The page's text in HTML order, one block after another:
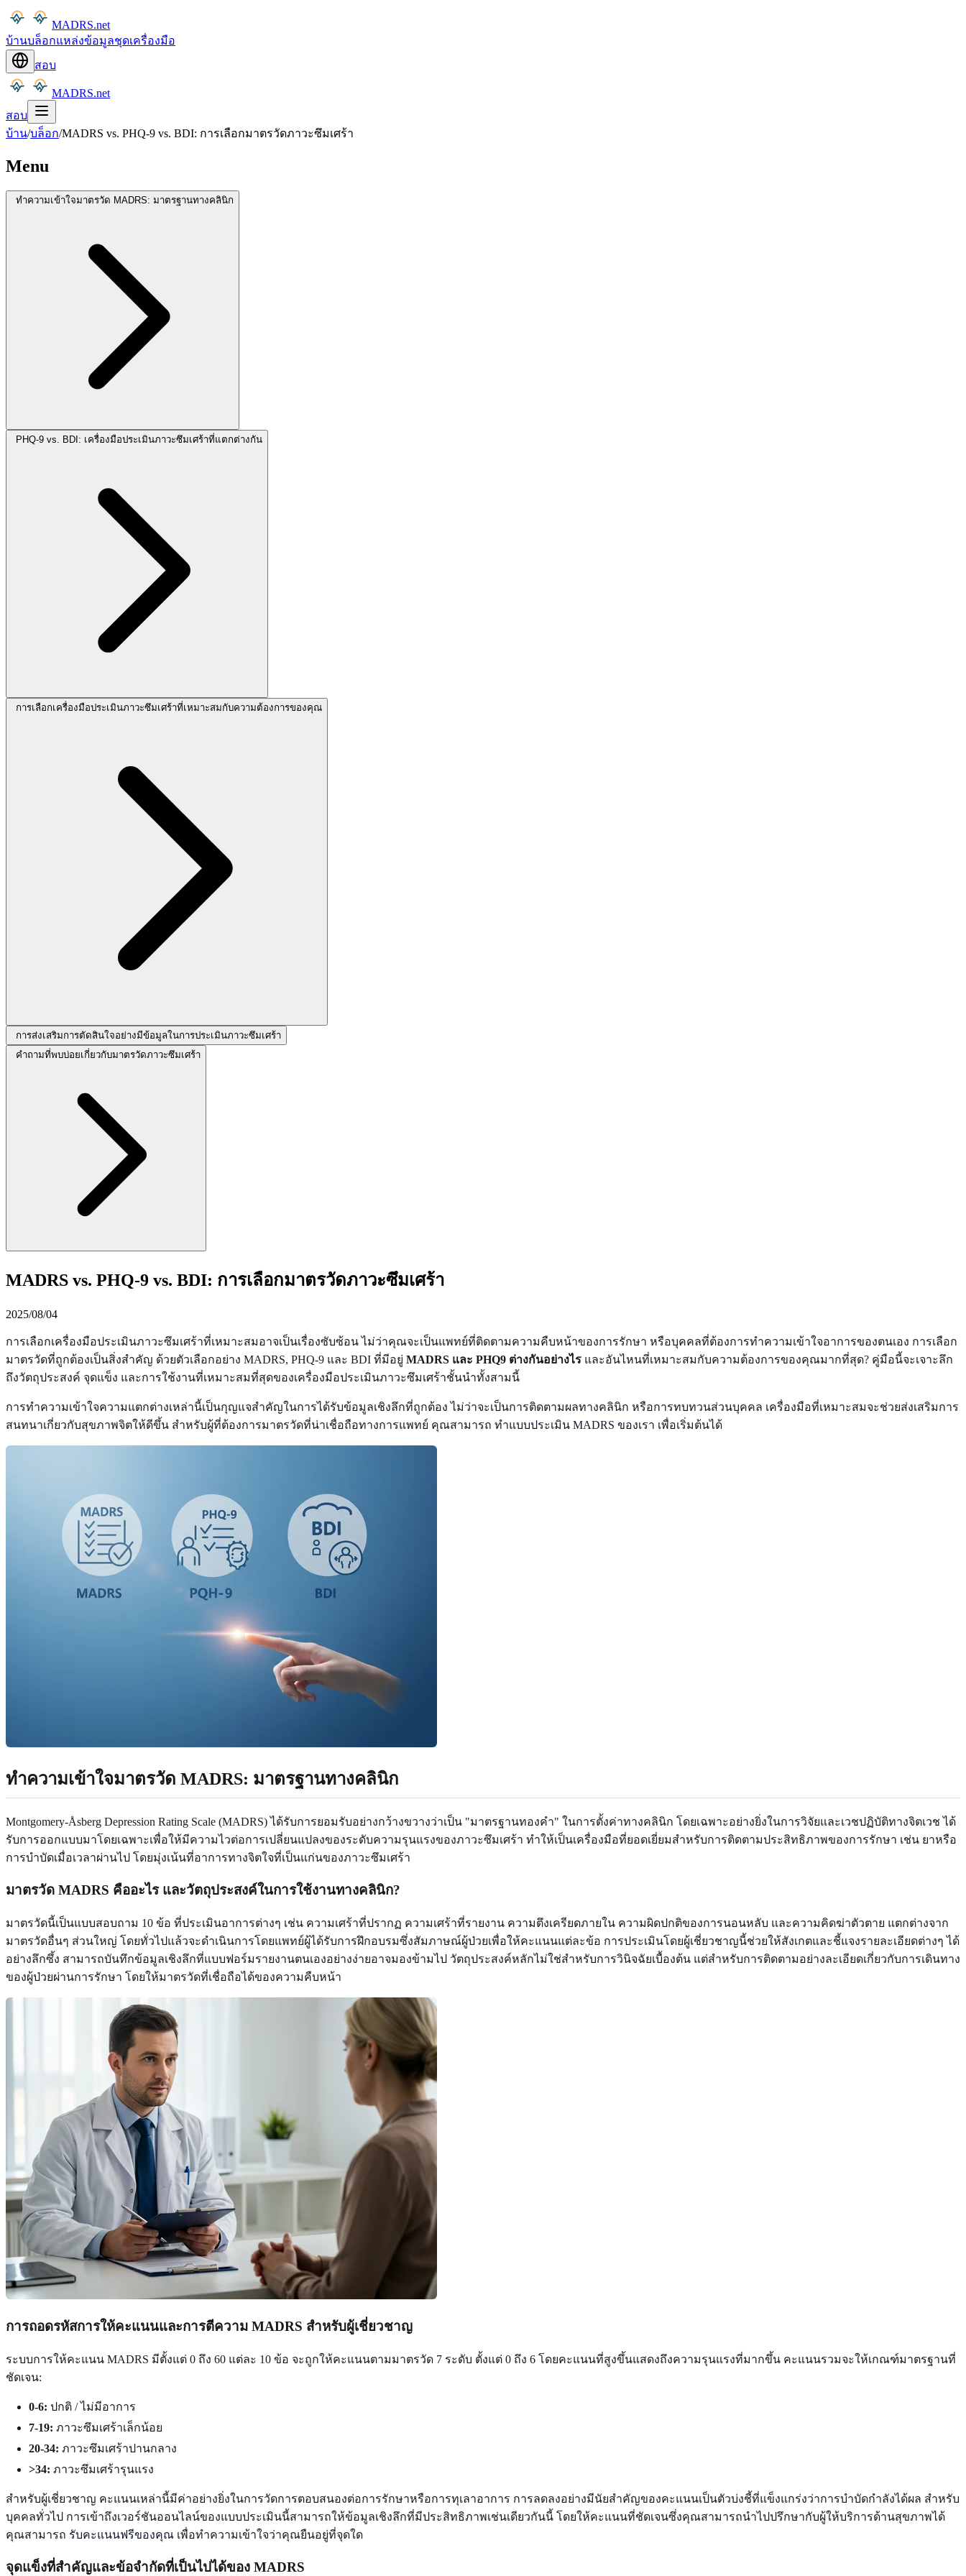
MADRS.net
บ้านบล็อกแหล่งข้อมูลชุดเครื่องมือ
สอบ
MADRS.net
สอบ
บ้าน/บล็อก/MADRS vs. PHQ-9 vs. BDI: การเลือกมาตรวัดภาวะซึมเศร้า
Menu
ทำความเข้าใจมาตรวัด MADRS: มาตรฐานทางคลินิก
PHQ-9 vs. BDI: เครื่องมือประเมินภาวะซึมเศร้าที่แตกต่างกัน
การเลือกเครื่องมือประเมินภาวะซึมเศร้าที่เหมาะสมกับความต้องการของคุณ
การส่งเสริมการตัดสินใจอย่างมีข้อมูลในการประเมินภาวะซึมเศร้า
คำถามที่พบบ่อยเกี่ยวกับมาตรวัดภาวะซึมเศร้า
MADRS vs. PHQ-9 vs. BDI: การเลือกมาตรวัดภาวะซึมเศร้า
2025/08/04
การเลือกเครื่องมือประเมินภาวะซึมเศร้าที่เหมาะสมอาจเป็นเรื่องซับซ้อน ไม่ว่าคุณจะเป็นแพทย์ที่ติดตามความคืบหน้าของการรักษา หรือบุคคลที่ต้องการทำความเข้าใจอาการของตนเอง การเลือก
มาตรวัดที่ถูกต้องเป็นสิ่งสำคัญ ด้วยตัวเลือกอย่าง MADRS, PHQ-9 และ BDI ที่มีอยู่ MADRS และ PHQ9 ต่างกันอย่างไร และอันไหนที่เหมาะสมกับความต้องการของคุณมากที่สุด? คู่มือนี้จะเจาะลึก
ถึงวัตถุประสงค์ จุดแข็ง และการใช้งานที่เหมาะสมที่สุดของเครื่องมือประเมินภาวะซึมเศร้าชั้นนำทั้งสามนี้
การทำความเข้าใจความแตกต่างเหล่านี้เป็นกุญแจสำคัญในการได้รับข้อมูลเชิงลึกที่ถูกต้อง ไม่ว่าจะเป็นการติดตามผลทางคลินิก หรือการทบทวนส่วนบุคคล เครื่องมือที่เหมาะสมจะช่วยส่งเสริมการ
สนทนาเกี่ยวกับสุขภาพจิตให้ดีขึ้น สำหรับผู้ที่ต้องการมาตรวัดที่น่าเชื่อถือทางการแพทย์ คุณสามารถ ทำแบบประเมิน MADRS ของเรา เพื่อเริ่มต้นได้
ทำความเข้าใจมาตรวัด MADRS: มาตรฐานทางคลินิก
Montgomery-Åsberg Depression Rating Scale (MADRS) ได้รับการยอมรับอย่างกว้างขวางว่าเป็น "มาตรฐานทองคำ" ในการตั้งค่าทางคลินิก โดยเฉพาะอย่างยิ่งในการวิจัยและเวชปฏิบัติทางจิตเวช ได้
รับการออกแบบมาโดยเฉพาะเพื่อให้มีความไวต่อการเปลี่ยนแปลงของระดับความรุนแรงของภาวะซึมเศร้า ทำให้เป็นเครื่องมือที่ยอดเยี่ยมสำหรับการติดตามประสิทธิภาพของการรักษา เช่น ยาหรือ
การบำบัดเมื่อเวลาผ่านไป โดยมุ่งเน้นที่อาการทางจิตใจที่เป็นแก่นของภาวะซึมเศร้า
มาตรวัด MADRS คืออะไร และวัตถุประสงค์ในการใช้งานทางคลินิก?
มาตรวัดนี้เป็นแบบสอบถาม 10 ข้อ ที่ประเมินอาการต่างๆ เช่น ความเศร้าที่ปรากฏ ความเศร้าที่รายงาน ความตึงเครียดภายใน ความผิดปกติของการนอนหลับ และความคิดฆ่าตัวตาย แตกต่างจาก
มาตรวัดอื่นๆ ส่วนใหญ่ โดยทั่วไปแล้วจะดำเนินการโดยแพทย์ผู้ได้รับการฝึกอบรมซึ่งสัมภาษณ์ผู้ป่วยเพื่อให้คะแนนแต่ละข้อ การประเมินโดยผู้เชี่ยวชาญนี้ช่วยให้สังเกตและชี้แจงรายละเอียดต่างๆ ได้
อย่างลึกซึ้ง สามารถบันทึกข้อมูลเชิงลึกที่แบบฟอร์มรายงานตนเองอย่างง่ายอาจมองข้ามไป วัตถุประสงค์หลักไม่ใช่สำหรับการวินิจฉัยเบื้องต้น แต่สำหรับการติดตามอย่างละเอียดเกี่ยวกับการเดินทาง
ของผู้ป่วยผ่านการรักษา โดยให้มาตรวัดที่เชื่อถือได้ของความคืบหน้า
การถอดรหัสการให้คะแนนและการตีความ MADRS สำหรับผู้เชี่ยวชาญ
ระบบการให้คะแนน MADRS มีตั้งแต่ 0 ถึง 60 แต่ละ 10 ข้อ จะถูกให้คะแนนตามมาตรวัด 7 ระดับ ตั้งแต่ 0 ถึง 6 โดยคะแนนที่สูงขึ้นแสดงถึงความรุนแรงที่มากขึ้น คะแนนรวมจะให้เกณฑ์มาตรฐานที่
ชัดเจน:
0-6: ปกติ / ไม่มีอาการ
7-19: ภาวะซึมเศร้าเล็กน้อย
20-34: ภาวะซึมเศร้าปานกลาง
>34: ภาวะซึมเศร้ารุนแรง
สำหรับผู้เชี่ยวชาญ คะแนนเหล่านี้มีค่าอย่างยิ่งในการวัดการตอบสนองต่อการรักษาหรือการทุเลาอาการ การลดลงอย่างมีนัยสำคัญของคะแนนเป็นตัวบ่งชี้ที่แข็งแกร่งว่าการบำบัดกำลังได้ผล สำหรับ
บุคคลทั่วไป การเข้าถึงเวอร์ชันออนไลน์ของแบบประเมินนี้สามารถให้ข้อมูลเชิงลึกที่มีประสิทธิภาพเช่นเดียวกันนี้ โดยให้คะแนนที่ชัดเจนซึ่งคุณสามารถนำไปปรึกษากับผู้ให้บริการด้านสุขภาพได้
คุณสามารถ รับคะแนนฟรีของคุณ เพื่อทำความเข้าใจว่าคุณยืนอยู่ที่จุดใด
จุดแข็งที่สำคัญและข้อจำกัดที่เป็นไปได้ของ MADRS